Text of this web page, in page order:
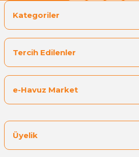
Kategoriler
Tercih Edilenler
e-Havuz Market
Üyelik